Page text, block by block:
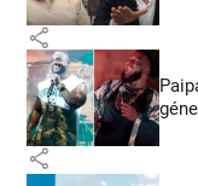
share
share